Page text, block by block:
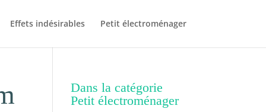
Effets indésirables Petit électroménager
Dans la catégorie
Petit électroménager